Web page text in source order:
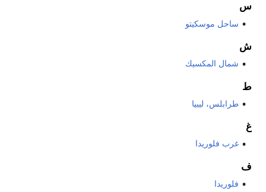
س
ساحل موسكيتو
ش
شمال المكسيك
ط
طرابلس، ليبيا
غ
غرب فلوريدا
ف
فلوريدا